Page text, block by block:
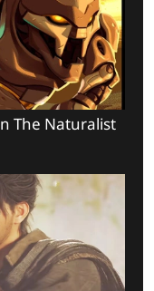
The Naturalist